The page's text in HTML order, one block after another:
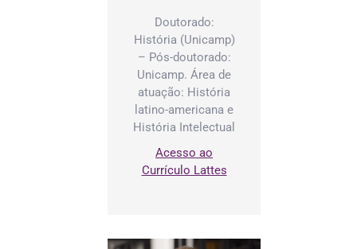
Doutorado:
História (Unicamp)
– Pós-doutorado:
Unicamp. Área de
atuação: História
latino-americana e
História Intelectual
Acesso ao
Currículo Lattes